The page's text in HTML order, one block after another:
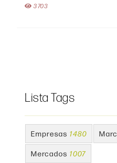
3703
Lista Tags
Empresas 1480
Mercados 1007